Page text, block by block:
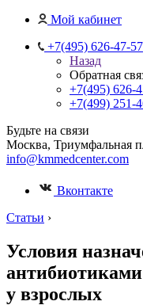
Мой кабинет
+7(495) 626-47-57
Назад
Обратная
+7(495) 626-
+7(499) 251-
Будьте на связи
Москва, Триумфальная
info@kmmedcenter.com
Вконтакте
Статьи ›
Условия
у взрослых